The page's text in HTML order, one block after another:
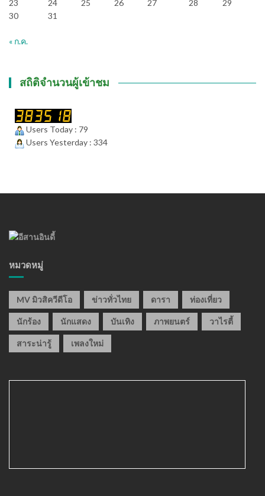
23
24 25 26 27 28
29
30
31
« ก.ค.
สถิติจำนวนผู้เข้าชม
Users Today : 79
Users Yesterday : 334
หมวดหมู่
MV มิวสิควีดีโอ ข่าวทั่วไทย ดารา ท่องเที่ยว
นักร้อง นักแสดง บันเทิง ภาพยนตร์ วาไรตี้
สาระน่ารู้ เพลงใหม่